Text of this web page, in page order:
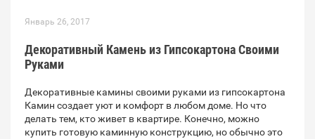
Январь 26, 2017
Декоративный Камень из Гипсокартона Своими
Руками
Декоративные камины своими руками из гипсокартона
Камин создает уют и комфорт в любом доме. Но что
делать тем, кто живет в квартире. Конечно, можно
купить готовую каминную конструкцию, но обычно это